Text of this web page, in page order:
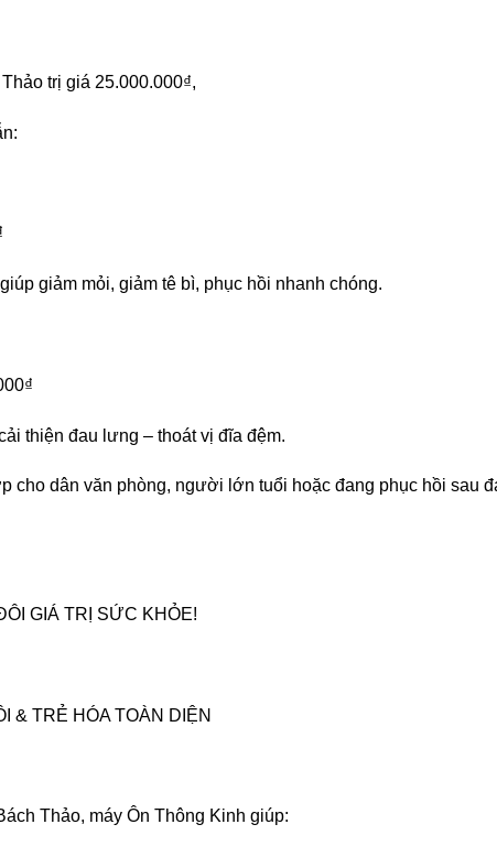
trị giá 25.000.000₫,
giảm mỏi, giảm tê bì, phục hồi nhanh chóng.
thiện đau lưng – thoát vị đĩa đệm.
dân văn phòng, người lớn tuổi hoặc đang phục hồi sau
GIÁ TRỊ SỨC KHỎE!
& TRẺ HÓA TOÀN DIỆN
Thảo, máy Ôn Thông Kinh giúp: